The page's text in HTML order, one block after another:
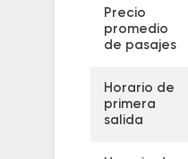
Precio
promedio
de pasajes
Horario de
primera
salida